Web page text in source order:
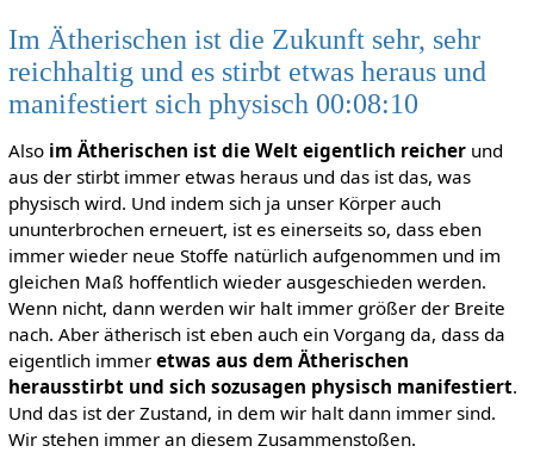
Im Ätherischen ist die Zukunft sehr, sehr
reichhaltig und es stirbt etwas heraus und
manifestiert sich physisch 00:08:10
Also im Ätherischen ist die Welt eigentlich reicherund
aus der stirbt immer etwas heraus und das ist das, was
physisch wird. Und indem sich ja unser Körper auch
ununterbrochen erneuert, ist es einerseits so, dass eben
immer wieder neue Stoffe natürlich aufgenommen und im
gleichen Maß hoffentlich wieder ausgeschieden werden.
Wenn nicht, dann werden wir halt immer größer der Breite
nach. Aber ätherisch ist eben auch ein Vorgang da, dass da
eigentlich immer etwas aus dem Ätherischen
herausstirbt und sich sozusagen physisch manifestiert.
Und das ist der Zustand, in dem wir halt dann immer sind.
Wir stehen immer an diesem Zusammenstoßen.